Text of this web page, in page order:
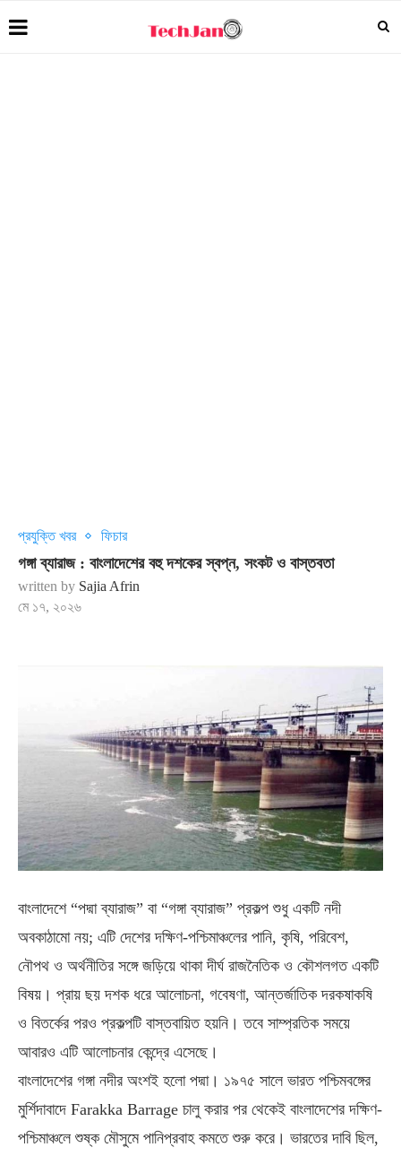
প্রযুক্তি খবর ফিচার
গঙ্গা ব্যারাজ : বাংলাদেশের বহু দশকের স্বপ্ন, সংকট ও বাস্তবতা
written by Sajia Afrin
মে ১৭, ২০২৬
বাংলাদেশে “পদ্মা ব্যারাজ” বা “গঙ্গা ব্যারাজ” প্রকল্প শুধু একটি নদী
অবকাঠামো নয়; এটি দেশের দক্ষিণ-পশ্চিমাঞ্চলের পানি, কৃষি, পরিবেশ,
নৌপথ ও অর্থনীতির সঙ্গে জড়িয়ে থাকা দীর্ঘ রাজনৈতিক ও কৌশলগত একটি
বিষয়। প্রায় ছয় দশক ধরে আলোচনা, গবেষণা, আন্তর্জাতিক দরকষাকষি
ও বিতর্কের পরও প্রকল্পটি বাস্তবায়িত হয়নি। তবে সাম্প্রতিক সময়ে
আবারও এটি আলোচনার কেন্দ্রে এসেছে।
বাংলাদেশের গঙ্গা নদীর অংশই হলো পদ্মা। ১৯৭৫ সালে ভারত পশ্চিমবঙ্গের
মুর্শিদাবাদে Farakka Barrage চালু করার পর থেকেই বাংলাদেশের দক্ষিণ-
পশ্চিমাঞ্চলে শুষ্ক মৌসুমে পানিপ্রবাহ কমতে শুরু করে। ভারতের দাবি ছিল,